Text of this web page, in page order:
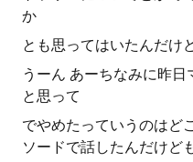
か
とも思ってはいたんだけ
うーん あーちなみに昨
と思って
でやめたっていうのはど
ソードで話したんだけど